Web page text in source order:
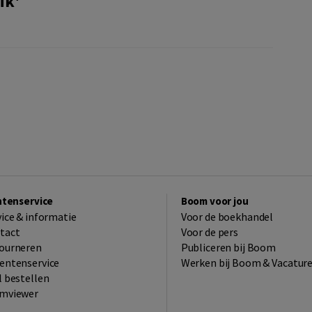
& informatie
bestellen
Boom voor jou
Voor de boekhandel
Voor de pers
Publiceren bij Boom
Werken bij Boom &